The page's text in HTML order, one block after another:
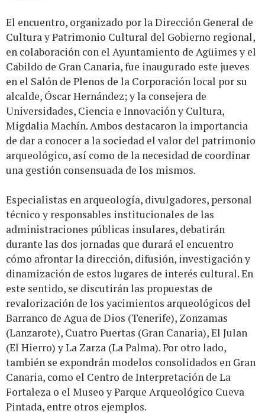
El encuentro, organizado por la Dirección General de
Cultura y Patrimonio Cultural del Gobierno regional,
en colaboración con el Ayuntamiento de Agüimes y el
Cabildo de Gran Canaria, fue inaugurado este jueves
en el Salón de Plenos de la Corporación local por su
alcalde, Óscar Hernández; y la consejera de
Universidades, Ciencia e Innovación y Cultura,
Migdalia Machín. Ambos destacaron la importancia
de dar a conocer a la sociedad el valor del patrimonio
arqueológico, así como de la necesidad de coordinar
una gestión consensuada de los mismos.
Especialistas en arqueología, divulgadores, personal
técnico y responsables institucionales de las
administraciones públicas insulares, debatirán
durante las dos jornadas que durará el encuentro
cómo afrontar la dirección, difusión, investigación y
dinamización de estos lugares de interés cultural. En
este sentido, se discutirán las propuestas de
revalorización de los yacimientos arqueológicos del
Barranco de Agua de Dios (Tenerife), Zonzamas
(Lanzarote), Cuatro Puertas (Gran Canaria), El Julan
(El Hierro) y La Zarza (La Palma). Por otro lado,
también se expondrán modelos consolidados en Gran
Canaria, como el Centro de Interpretación de La
Fortaleza o el Museo y Parque Arqueológico Cueva
Pintada, entre otros ejemplos.